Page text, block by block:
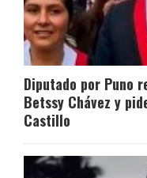
Diputado por Puno
Betssy Chávez y
Castillo